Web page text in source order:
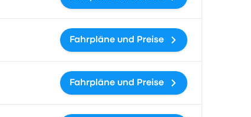
Fahrpläne und Preise
Fahrpläne und Preise